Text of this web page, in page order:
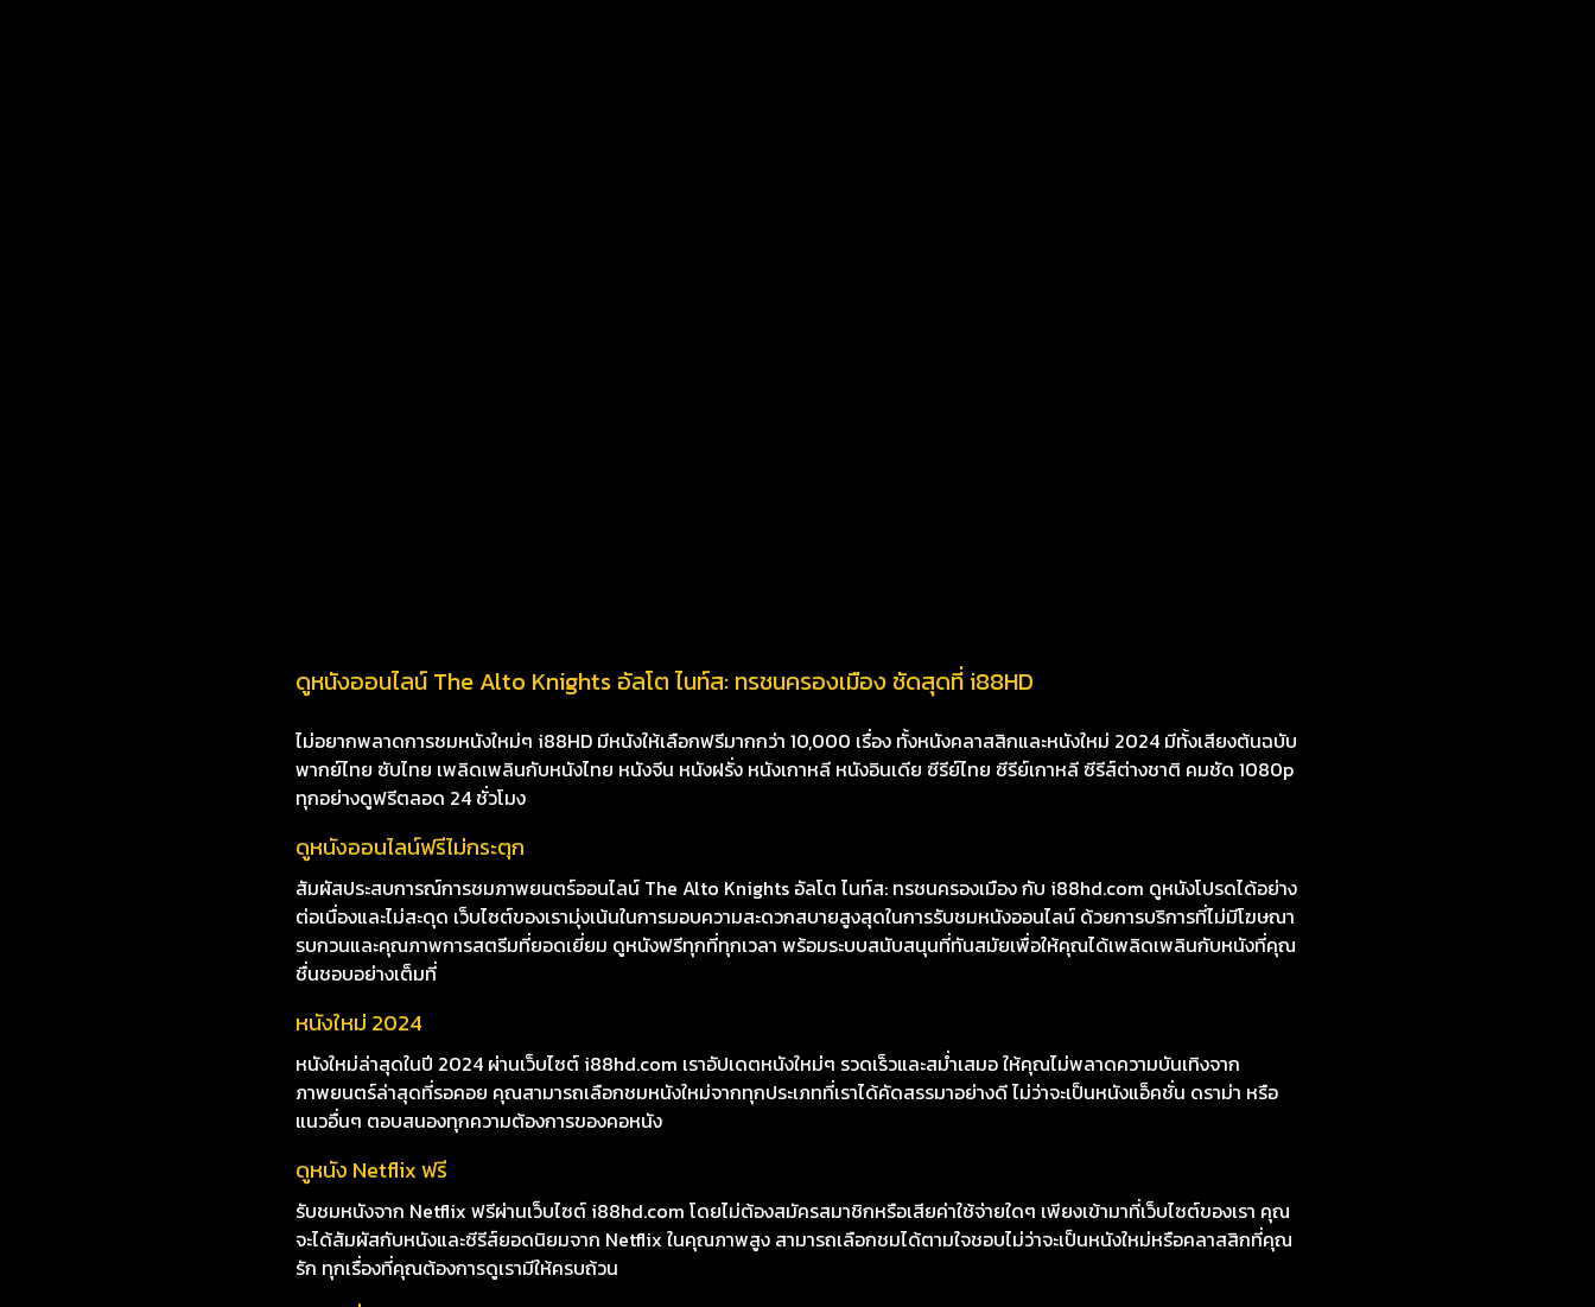
ดูหนังออนไลน์ The Alto Knights อัลโต ไนท์ส: ทรชนครองเมือง ชัดสุดที่ i88HD
ไม่อยากพลาดการชมหนังใหม่ๆ i88HD มีหนังให้เลือกฟรีมากกว่า 10,000 เรื่อง ทั้งหนังคลาสสิกและหนังใหม่ 2024 มีทั้งเสียงต้นฉบับ
พากย์ไทย ซับไทย เพลิดเพลินกับหนังไทย หนังจีน หนังฝรั่ง หนังเกาหลี หนังอินเดีย ซีรีย์ไทย ซีรีย์เกาหลี ซีรีส์ต่างชาติ คมชัด 1080p
ทุกอย่างดูฟรีตลอด 24 ชั่วโมง
ดูหนังออนไลน์ฟรีไม่กระตุก
สัมผัสประสบการณ์การชมภาพยนตร์ออนไลน์ The Alto Knights อัลโต ไนท์ส: ทรชนครองเมือง กับ i88hd.com ดูหนังโปรดได้อย่าง
ต่อเนื่องและไม่สะดุด เว็บไซต์ของเรามุ่งเน้นในการมอบความสะดวกสบายสูงสุดในการรับชมหนังออนไลน์ ด้วยการบริการที่ไม่มีโฆษณา
รบกวนและคุณภาพการสตรีมที่ยอดเยี่ยม ดูหนังฟรีทุกที่ทุกเวลา พร้อมระบบสนับสนุนที่ทันสมัยเพื่อให้คุณได้เพลิดเพลินกับหนังที่คุณ
ชื่นชอบอย่างเต็มที่
หนังใหม่ 2024
หนังใหม่ล่าสุดในปี 2024 ผ่านเว็บไซต์ i88hd.com เราอัปเดตหนังใหม่ๆ รวดเร็วและสม่ำเสมอ ให้คุณไม่พลาดความบันเทิงจาก
ภาพยนตร์ล่าสุดที่รอคอย คุณสามารถเลือกชมหนังใหม่จากทุกประเภทที่เราได้คัดสรรมาอย่างดี ไม่ว่าจะเป็นหนังแอ็คชั่น ดราม่า หรือ
แนวอื่นๆ ตอบสนองทุกความต้องการของคอหนัง
ดูหนัง Netflix ฟรี
รับชมหนังจาก Netflix ฟรีผ่านเว็บไซต์ i88hd.com โดยไม่ต้องสมัครสมาชิกหรือเสียค่าใช้จ่ายใดๆ เพียงเข้ามาที่เว็บไซต์ของเรา คุณ
จะได้สัมผัสกับหนังและซีรีส์ยอดนิยมจาก Netflix ในคุณภาพสูง สามารถเลือกชมได้ตามใจชอบไม่ว่าจะเป็นหนังใหม่หรือคลาสสิกที่คุณ
รัก ทุกเรื่องที่คุณต้องการดูเรามีให้ครบถ้วน